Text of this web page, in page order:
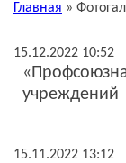
Главная »
15.12.2022 10:52
учреждений
15.11.2022 13:12